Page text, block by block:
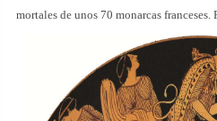
mortales de unos 70 monarcas franceses.